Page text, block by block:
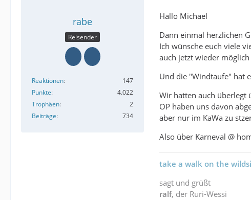
rabe
Reisender
Reaktionen
147
Punkte
4.022
Trophäen
2
Beiträge
734
Hallo Michael
Dann einmal herzlichen
Ich wünsche euch viele
auch jetzt wieder
Und die "Windtaufe" hat
Wir hatten auch überlegt
OP haben uns davon
aber nur im KaWa zu
Also über Karneval @
take a walk on the
sagt und grüßt
ralf, der Ruri-Wessi